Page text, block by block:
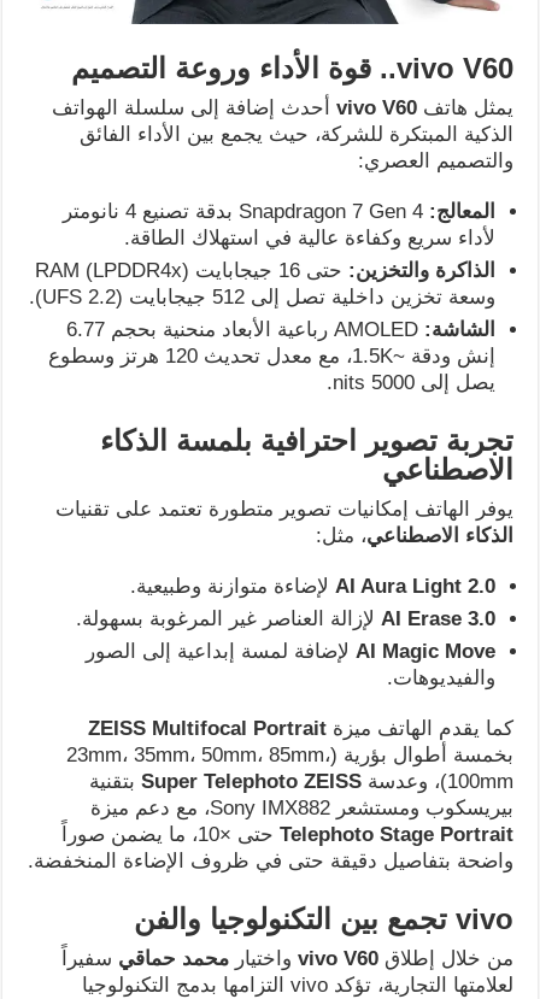
vivo V60.. قوة الأداء وروعة التصميم
يمثل هاتف vivo V60أحدث إضافة إلى سلسلة الهواتف
الذكية المبتكرة للشركة، حيث يجمع بين الأداء الفائق
والتصميم العصري:
المعالج:
Snapdragon 7 Gen 4 بدقة تصنيع 4 نانومتر
لأداء سريع وكفاءة عالية في استهلاك الطاقة.
الذاكرة والتخزين:
حتى 16 جيجابايت RAM (LPDDR4x)
وسعة تخزين داخلية تصل إلى 512 جيجابايت (UFS 2.2).
الشاشة:
AMOLED رباعية الأبعاد منحنية بحجم 6.77
إنش ودقة ~1.5K، مع معدل تحديث 120 هرتز وسطوع
يصل إلى 5000 nits.
تجربة تصوير احترافية بلمسة الذكاء
الاصطناعي
يوفر الهاتف إمكانيات تصوير متطورة تعتمد على تقنيات
الذكاء الاصطناعي، مثل:
AI Aura Light 2.0لإضاءة متوازنة وطبيعية.
AI Erase 3.0لإزالة العناصر غير المرغوبة بسهولة.
AI Magic Moveلإضافة لمسة إبداعية إلى الصور
والفيديوهات.
كما يقدم الهاتف ميزة ZEISS Multifocal Portrait
بخمسة أطوال بؤرية (23mm، 35mm، 50mm، 85mm،
100mm)، وعدسة
Super Telephoto ZEISSبتقنية
بيريسكوب ومستشعر Sony IMX882، مع دعم ميزة
Telephoto Stage Portrait
حتى ×10، ما يضمن صوراً
واضحة بتفاصيل دقيقة حتى في ظروف الإضاءة المنخفضة.
vivo تجمع بين التكنولوجيا والفن
من خلال إطلاق vivo V60واختيار محمد حماقيسفيراً
لعلامتها التجارية، تؤكد vivo التزامها بدمج التكنولوجيا